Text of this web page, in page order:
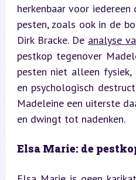
herkenbaar voor
pesten, zoals ook in de
Dirk Bracke. De analyse
pestkop tegenover
pesten niet alleen
en psychologisch
Madeleine een uiterste
en dwingt tot nadenken.
Elsa Marie: de